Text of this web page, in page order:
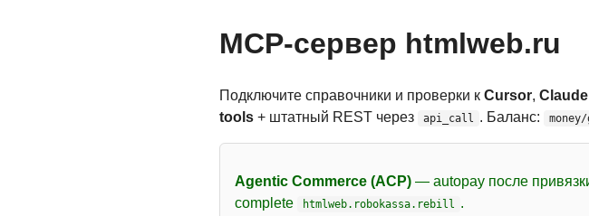
MCP-сервер htmlweb.ru
Подключите справочники и проверки к Cursor,
tools + штатный REST через api_call . Баланс:
Agentic Commerce (ACP) — autopay после
complete
htmlweb.robokassa.rebill .